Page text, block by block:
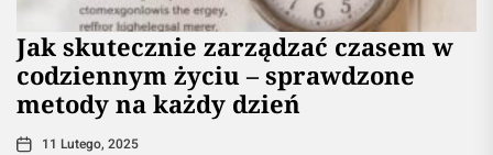
Jak skutecznie zarządzać czasem w
codziennym życiu – sprawdzone
metody na każdy dzień
11 Lutego, 2025